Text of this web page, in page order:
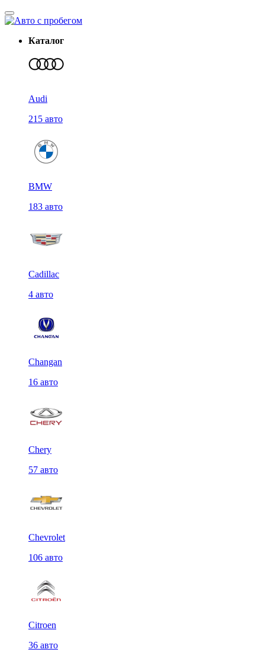
Каталог
Audi
215 авто
BMW
183 авто
Cadillac
4 авто
Changan
16 авто
Chery
57 авто
Chevrolet
106 авто
Citroen
36 авто